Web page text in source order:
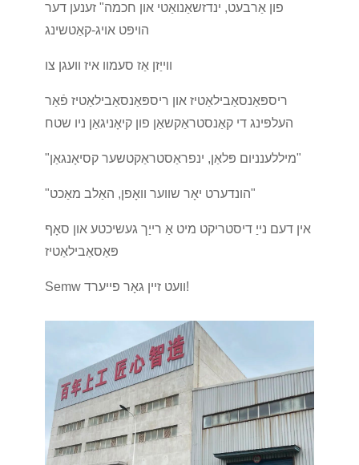
פון אַרבעט, ינדזשאַנואַטי און חכמה" זענען דער
הויפּט אויג-קאַטשינג
ווייַזן אַז סעמוו איז וועגן צו
ריספּאַנסאַבילאַטיז און ריספּאַנסאַבילאַטיז פֿאַר
העלפּינג די קאַנסטראַקשאַן פון קיאָניגאַן ניו שטח
"מיללענניום פּלאַן, ינפראַסטראַקטשער קסיאָנגאַן"
"הונדערט יאָר שווער וואָפן, האַלב מאַכט"
אין דעם נייַ דיסטריקט מיט אַ רייַך געשיכטע און סאָף
פּאַסאַבילאַטיז
Semw וועט זיין גאָר פייערד!